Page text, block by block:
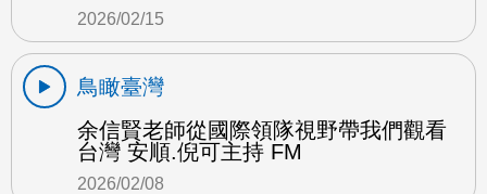
2026/02/15
鳥瞰臺灣
余信賢老師從國際領隊視野帶我們觀看
台灣 安順.倪可主持 FM
2026/02/08